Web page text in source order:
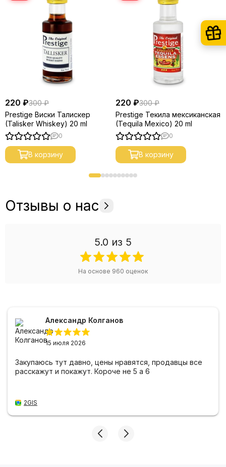
220 ₽300 ₽
Prestige Виски Талискер
(Talisker Whiskey) 20 ml
0
В корзину
220 ₽300 ₽
Prestige Текила мексиканская
(Tequila Mexico) 20 ml
0
В корзину
Отзывы о нас
5.0 из 5
На основе 960 оценок
Александр Колганов
15 июля 2026
Закупаюсь тут давно, цены нравятся, продавцы все
расскажут и покажут. Короче не 5 а 6
2GIS